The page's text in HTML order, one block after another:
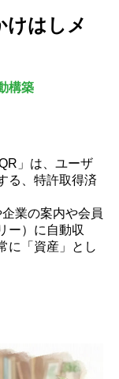
けはしメ
構築
」は、ユーザ
る、特許取得済
業の案内や会員
ー）に自動収
に「資産」とし